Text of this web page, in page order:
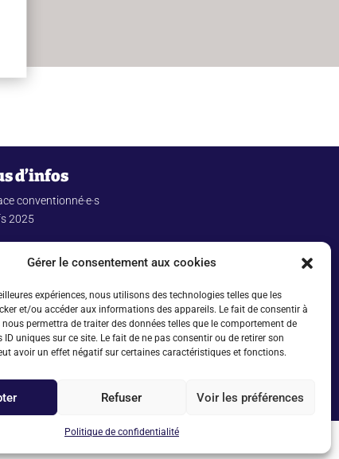
Gérer le consentement aux cookies
expériences, nous utilisons des technologies telles que les
et/ou accéder aux informations des appareils. Le fait de consentir à
permettra de traiter des données telles que le comportement de
uniques sur ce site. Le fait de ne pas consentir ou de retirer son
avoir un effet négatif sur certaines caractéristiques et fonctions.
Refuser Voir les préférences
Politique de confidentialité
d’infos
conventionné·e·s
2025
de confidentialité
2025 CIDEFE